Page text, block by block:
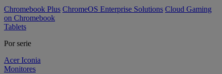
Chromebook Plus ChromeOS Enterprise Solutions Cloud Gaming
on Chromebook
Tablets
Por serie
Acer Iconia
Monitores